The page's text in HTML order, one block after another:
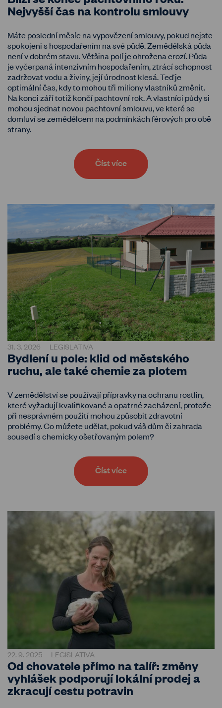
Nejvyšší čas na kontrolu smlouvy
Máte poslední měsíc na vypovězení smlouvy, pokud nejste
spokojeni s hospodařením na své půdě. Zemědělská půda
není v dobrém stavu. Většina polí je ohrožena erozí. Půda
je vyčerpaná intenzivním hospodařením, ztrácí schopnost
zadržovat vodu a živiny, její úrodnost klesá. Teď je
optimální čas, kdy to mohou tři miliony vlastníků změnit.
Na konci září totiž končí pachtovní rok. A vlastníci půdy si
mohou sjednat novou pachtovní smlouvu, ve které se
domluví se zemědělcem na podmínkách férových pro obě
strany.
Číst více
31. 3. 2026 LEGISLATIVA
Bydlení u pole: klid od městského
ruchu, ale také chemie za plotem
V zemědělství se používají přípravky na ochranu rostlin,
které vyžadují kvalifikované a opatrné zacházení, protože
při nesprávném použití mohou způsobit zdravotní
problémy. Co můžete udělat, pokud váš dům či zahrada
sousedí s chemicky ošetřovaným polem?
Číst více
22. 9. 2025 LEGISLATIVA
Od chovatele přímo na talíř: změny
vyhlášek podporují lokální prodej a
zkracují cestu potravin